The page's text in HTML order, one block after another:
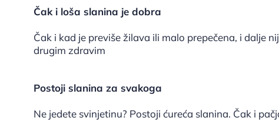
Čak i loša slanina je dobra
Čak i kad je previše žilava ili malo prepečena, i dalje
drugim zdravim
Postoji slanina za svakoga
Ne jedete svinjetinu? Postoji ćureća slanina. Čak i